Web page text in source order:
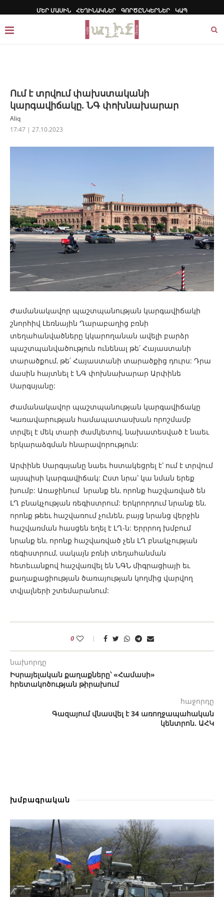
ՄԵՐ ՄԱՍԻՆ ՀԵՂԻՆԱԿՆԵՐ ԳՈՐԾԸՆԿԵՐՆԵՐ ԿԱՊ
Ում է տրվում փախստականի
կարգավիճակը. ՆԳ փոխնախարար
Aliq
17:47 | 27.10.2023
Ժամանակավոր պաշտպանության կարգավիճակի
շնորհիվ Լեռնային Ղարաբաղից բռնի
տեղահանվածները կկարողանան ավելի բարձր
պաշտպանվածություն ունենալ թե՛ Հայաստանի
տարածքում, թե՛ Հայաստանի տարածքից դուրս: Դրա
մասին հայտնել է ՆԳ փոխնախարար Արփինե
Սարգսյանը:
Ժամանակավոր պաշտպանության կարգավիճակը
Կառավարության համապատասխան որոշմամբ
տրվել է մեկ տարի ժամկետով, նախատեսված է նաեւ
երկարաձգման հնարավորություն:
Արփինե Սարգսյանը նաեւ հստակեցրել է՝ ում է տրվում
այսպիսի կարգավիճակ: Ըստ նրա՝ կա նման երեք
խումբ: Առաջինում նրանք են, որոնք հաշվառված են
ԼՂ բնակչության ռեգիստրում: Երկրորդում նրանք են,
որոնք թեեւ հաշվառում չունեն, բայց նրանց վերջին
հաշվառման հասցեն եղել է ԼՂ-ն: Երրրոդ խմբում
նրանք են, որոնք հաշվառված չեն ԼՂ բնակչության
ռեգիստրում, սակայն բռնի տեղահանման
հետեւանքով հաշվառվել են ՆԳՆ միգրացիայի եւ
քաղաքացիության ծառայության կողմից վարվող
տվյալների շտեմարանում:
0
նախորդը
Իսրայելական քաղաքները՝ «Համասի»
հրետակոծության թիրախում
հաջորդը
Գազայում վնասվել է 34 առողջապահական
կենտրոն. ԱՀԿ
խմբագրական